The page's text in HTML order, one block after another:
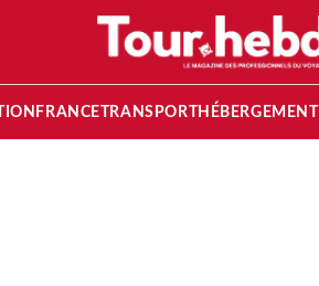
FRANCETRANSPORT HÉBERGEMENT